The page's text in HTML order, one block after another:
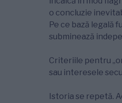
o concluzie
Pe ce bază legală
subminează
Criteriile pentru
sau interesele
Istoria se repetă.